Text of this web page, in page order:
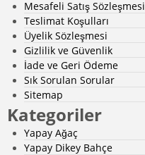
Mesafeli Satış Sözleşmesi
Teslimat Koşulları
Üyelik Sözleşmesi
Gizlilik ve Güvenlik
İade ve Geri Ödeme
Sık Sorulan Sorular
Sitemap
Kategoriler
Yapay Ağaç
Yapay Dikey Bahçe